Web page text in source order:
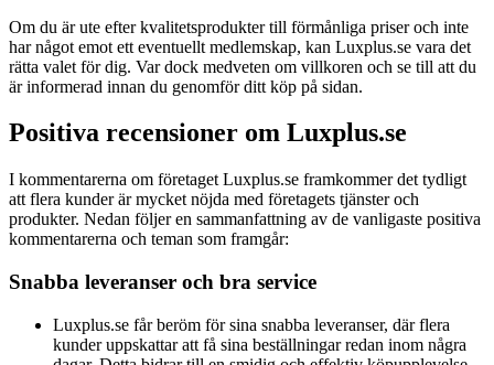
Om du är ute efter kvalitetsprodukter till förmånliga priser och inte
har något emot ett eventuellt medlemskap, kan Luxplus.se vara det
rätta valet för dig. Var dock medveten om villkoren och se till att du
är informerad innan du genomför ditt köp på sidan.
Positiva recensioner om Luxplus.se
I kommentarerna om företaget Luxplus.se framkommer det tydligt
att flera kunder är mycket nöjda med företagets tjänster och
produkter. Nedan följer en sammanfattning av de vanligaste positiva
kommentarerna och teman som framgår:
Snabba leveranser och bra service
Luxplus.se får beröm för sina snabba leveranser, där flera
kunder uppskattar att få sina beställningar redan inom några